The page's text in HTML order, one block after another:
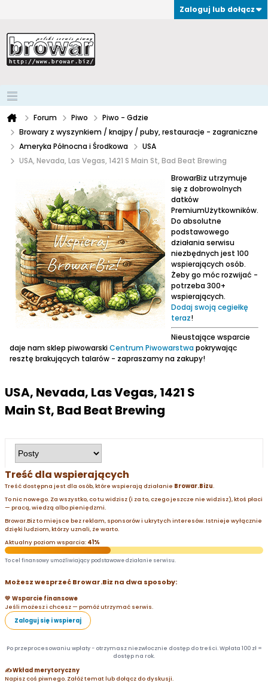
Zaloguj lub dołącz
Forum Piwo
Piwo - Gdzie
Browary z wyszynkiem / knajpy / puby, restauracje - zagraniczne
Ameryka Północna i Środkowa
USA
USA, Nevada, Las Vegas, 1421 S Main St, Bad Beat Brewing
BrowarBiz utrzymuje
się z dobrowolnych
datków
PremiumUżytkowników.
Do absolutne
podstawowego
działania serwisu
niezbędnych jest 100
wspierających osób.
Żeby go móc rozwijać -
potrzeba 300+
wspierających.
Dodaj swoją cegiełkę
teraz!
Nieustające wsparcie
daje nam sklep piwowarskiCentrum Piwowarstwapokrywając
resztę brakujących talarów - zapraszamy na zakupy!
USA, Nevada, Las Vegas, 1421 S
Main St, Bad Beat Brewing
Treść dla wspierających
Treść dostępna jest dla osób, które wspierają działanie Browar.Bizu.
To nic nowego. Za wszystko, co tu widzisz (i za to, czego jeszcze nie widzisz), ktoś płaci
— pracą, wiedzą albo pieniędzmi.
Browar.Biz to miejsce bez reklam, sponsorów i ukrytych interesów. Istnieje wyłącznie
dzięki ludziom, którzy uznali, że warto.
Aktualny poziom wsparcia: 41%
To cel finansowy umożliwiający podstawowe działanie serwisu.
Możesz wesprzeć Browar.Biz na dwa sposoby:
💛 Wsparcie finansowe
Jeśli możesz i chcesz — pomóż utrzymać serwis.
Zaloguj się i wspieraj
Po przeprocesowaniu wpłaty - otrzymasz niezwłocznie dostęp do treści. Wpłata 100 zł =
dostęp na rok.
✍️ Wkład merytoryczny
Napisz coś piwnego. Załóż temat lub dołącz do dyskusji.